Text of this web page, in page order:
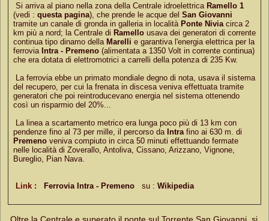
Si arriva al piano nella zona della Centrale idroelettrica Ramello 1
(vedi : questa pagina), che prende le acque del San Giovanni
tramite un canale di gronda in galleria in località Ponte Nivia circa 2
km più a nord; la Centrale di Ramello usava dei generatori di corrente
continua tipo dinamo della Marelli e garantiva l'energia elettrica per la
ferrovia Intra - Premeno (alimentata a 1350 Volt in corrente continua)
che era dotata di elettromotrici a carrelli della potenza di 235 Kw.
La ferrovia ebbe un primato mondiale degno di nota, usava il sistema
del recupero, per cui la frenata in discesa veniva effettuata tramite
generatori che poi reintroducevano energia nel sistema ottenendo
così un risparmio del 20%...
La linea a scartamento metrico era lunga poco più di 13 km con
pendenze fino al 73 per mille, il percorso da Intra fino ai 630 m. di
Premeno veniva compiuto in circa 50 minuti effettuando fermate
nelle località di Zoverallo, Antoliva, Cissano, Arizzano, Vignone,
Bureglio, Pian Nava.
Link : Ferrovia Intra - Premeno su : Wikipedia